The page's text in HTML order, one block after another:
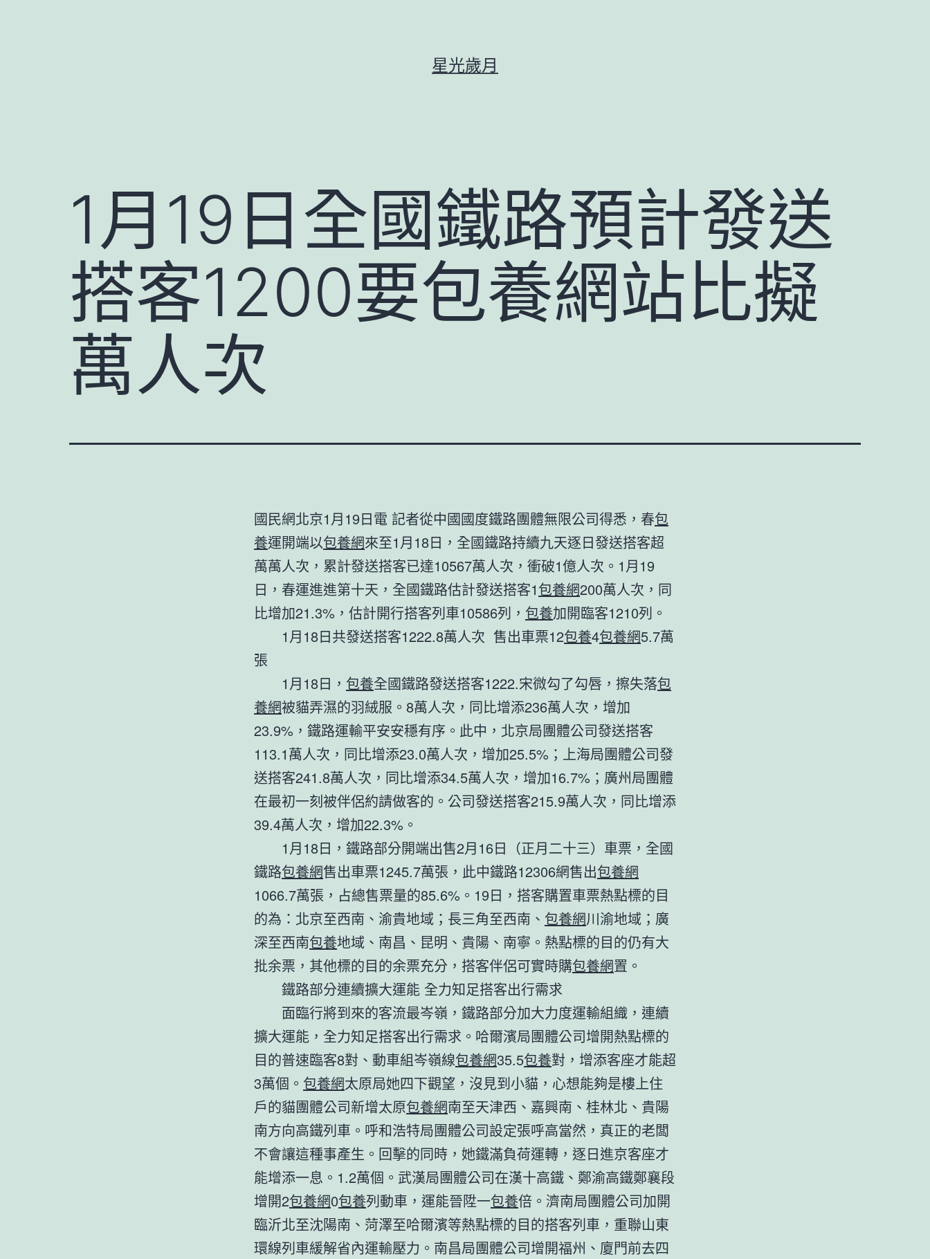
星光歲月
1月19日全國鐵路預計發送
搭客1200要包養網站比擬
萬人次
國民網北京1月19日電 記者從中國國度鐵路團體無限公司得悉，春包
養運開端以包養網來至1月18日，全國鐵路持續九天逐日發送搭客超
萬萬人次，累計發送搭客已達10567萬人次，衝破1億人次。1月19
日，春運進進第十天，全國鐵路估計發送搭客1包養網200萬人次，同
比增加21.3%，估計開行搭客列車10586列， 包養加開臨客1210列。
1月18日共發送搭客1222.8萬人次 售出車票12包養4包養網5.7萬
張
1月18日， 包養全國鐵路發送搭客1222.宋微勾了勾唇，擦失落包
養網被貓弄濕的羽絨服。8萬人次，同比增添236萬人次，增加
23.9%，鐵路運輸平安安穩有序。此中，北京局團體公司發送搭客
113.1萬人次，同比增添23.0萬人次，增加25.5%；上海局團體公司發
送搭客241.8萬人次，同比增添34.5萬人次，增加16.7%；廣州局團體
在最初一刻被伴侶約請做客的。公司發送搭客215.9萬人次，同比增添
39.4萬人次，增加22.3%。
1月18日，鐵路部分開端出售2月16日（正月二十三）車票，全國
鐵路包養網售出車票1245.7萬張，此中鐵路12306網售出包養網
1066.7萬張，占總售票量的85.6%。19日，搭客購置車票熱點標的目
的為：北京至西南、渝貴地域；長三角至西南、 包養網川渝地域；廣
深至西南包養地域、南昌、昆明、貴陽、南寧。熱點標的目的仍有大
批余票，其他標的目的余票充分，搭客伴侶可實時購包養網置。
鐵路部分連續擴大運能 全力知足搭客出行需求
面臨行將到來的客流最岑嶺，鐵路部分加大力度運輸組織，連續
擴大運能，全力知足搭客出行需求。哈爾濱局團體公司增開熱點標的
目的普速臨客8對、動車組岑嶺線包養網35.5包養對，增添客座才能超
3萬個。 包養網太原局她四下觀望，沒見到小貓，心想能夠是樓上住
戶的貓團體公司新增太原包養網南至天津西、嘉興南、桂林北、貴陽
南方向高鐵列車。呼和浩特局團體公司設定張呼高當然，真正的老闆
不會讓這種事產生。回擊的同時，她鐵滿負荷運轉，逐日進京客座才
能增添一息。1.2萬個。武漢局團體公司在漢十高鐵、鄭渝高鐵鄭襄段
增開2包養網0包養列動車，運能晉陞一包養倍。濟南局團體公司加開
臨沂北至沈陽南、菏澤至哈爾濱等熱點標的目的搭客列車，重聯山東
環線列車緩解省內運輸壓力。南昌局團體公司增開福州、廈門前去四